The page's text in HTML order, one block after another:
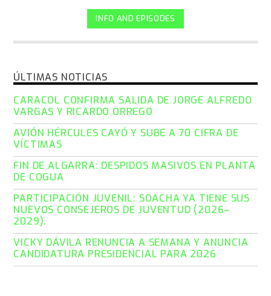
INFO AND EPISODES
ÚLTIMAS NOTICIAS
CARACOL CONFIRMA SALIDA DE JORGE ALFREDO
VARGAS Y RICARDO ORREGO
AVIÓN HÉRCULES CAYÓ Y SUBE A 70 CIFRA DE
VÍCTIMAS
FIN DE ALGARRA: DESPIDOS MASIVOS EN PLANTA
DE COGUA
PARTICIPACIÓN JUVENIL: SOACHA YA TIENE SUS
NUEVOS CONSEJEROS DE JUVENTUD (2026–
2029).
VICKY DÁVILA RENUNCIA A SEMANA Y ANUNCIA
CANDIDATURA PRESIDENCIAL PARA 2026